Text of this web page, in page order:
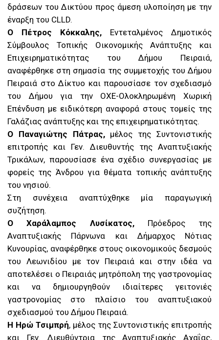
δράσεων του Δικτύου προς άμεση υλοποίηση με την
έναρξη του CLLD.
Ο Πέτρος Κόκκαλης, Εντεταλμένος Δημοτικός
Σύμβουλος Τοπικής Οικονομικής Ανάπτυξης και
Επιχειρηματικότητας του Δήμου Πειραιά,
αναφέρθηκε στη σημασία της συμμετοχής του Δήμου
Πειραιά στο Δίκτυο και παρουσίασε τον σχεδιασμό
του Δήμου για την ΟΧΕ-Ολοκληρωμένη Χωρική
Επένδυση με ειδικότερη αναφορά στους τομείς της
Γαλάζιας ανάπτυξης και της επιχειρηματικότητας.
Ο Παναγιώτης Πάτρας, μέλος της Συντονιστικής
επιτροπής και Γεν. Διευθυντής της Αναπτυξιακής
Τρικάλων, παρουσίασε ένα σχέδιο συνεργασίας με
φορείς της Άνδρου για θέματα τοπικής ανάπτυξης
του νησιού.
Στη συνέχεια αναπτύχθηκε μία παραγωγική
συζήτηση.
Ο Χαράλαμπος Λυσίκατος,Πρόεδρος της
Αναπτυξιακής Πάρνωνα και Δήμαρχος Νότιας
Κυνουρίας, αναφέρθηκε στους οικονομικούς δεσμούς
του Λεωνιδίου με τον Πειραιά και στην ιδέα να
αποτελέσει ο Πειραιάς μητρόπολη της γαστρονομίας
και να δημιουργηθούν ιδιαίτερες γειτονιές
γαστρονομίας στο πλαίσιο του αναπτυξιακού
σχεδιασμού του Δήμου Πειραιά.
Η Ηρώ Τσιμπρή, μέλος της Συντονιστικής επιτροπής
και Γεν. Διευθύντρια της Αναπτυξιακής Αχαΐας,